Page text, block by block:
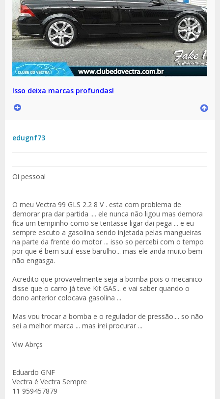
Isso deixa marcas profundas!
edugnf73
Oi pessoal
O meu Vectra 99 GLS 2.2 8 V . esta com problema de
demorar pra dar partida .... ele nunca não ligou mas demora
fica um tempinho como se tentasse ligar dai pega ... e eu
sempre escuto a gasolina sendo injetada pelas mangueiras
na parte da frente do motor ... isso so percebi com o tempo
por que é bem sutil esse barulho... mas ele anda muito bem
não engasga.
Acredito que provavelmente seja a bomba pois o mecanico
disse que o carro já teve Kit GAS... e vai saber quando o
dono anterior colocava gasolina ...
Mas vou trocar a bomba e o regulador de pressão.... so não
sei a melhor marca ... mas irei procurar ...
Vlw Abrçs
Eduardo GNF
Vectra é Vectra Sempre
11 959457879